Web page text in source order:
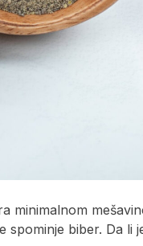
minimalnom
biber. Da li